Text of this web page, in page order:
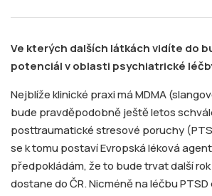
Ve kterých dalších látkách vidíte do
potenciál v oblasti psychiatrické
Nejblíže klinické praxi má MDMA
bude pravděpodobně ještě letos
posttraumatické stresové poruchy
se k tomu postaví Evropská léková
předpokládám, že to bude trvat další
dostane do ČR. Nicméně na léčbu